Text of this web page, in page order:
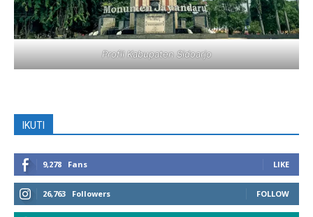
Profil Kabupaten Sidoarjo
IKUTI
9,278 Fans LIKE
26,763 Followers FOLLOW